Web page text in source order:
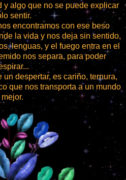
y algo que no se puede explicar
sentir.
encontramos con ese beso
la vida y nos deja sin sentido,
lenguas, y el fuego entra en el
nos separa, para poder
despertar, es cariño, ternura,
que nos transporta a un mundo
mejor.